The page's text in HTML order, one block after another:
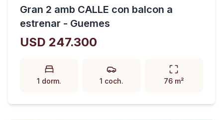
Gran 2 amb CALLE con balcon a
estrenar - Guemes
USD 247.300
1 dorm. 1 coch. 76 m²